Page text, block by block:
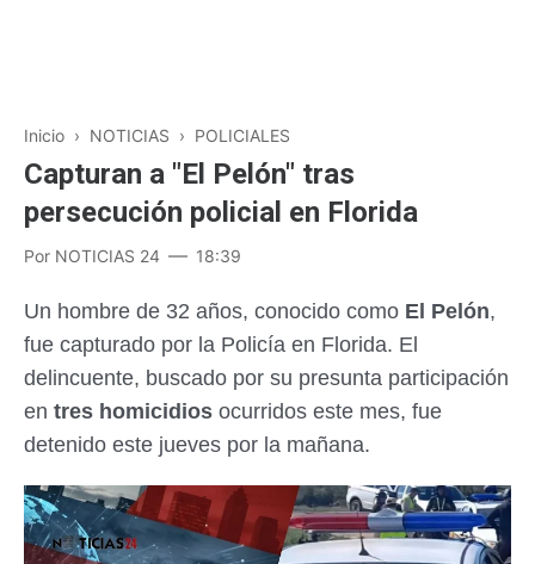
Inicio › NOTICIAS › POLICIALES
Capturan a "El Pelón" tras
persecución policial en Florida
Por NOTICIAS 24 18:39
Un hombre de 32 años, conocido como El Pelón,
fue capturado por la Policía en Florida. El
delincuente, buscado por su presunta participación
en tres homicidios ocurridos este mes, fue
detenido este jueves por la mañana.